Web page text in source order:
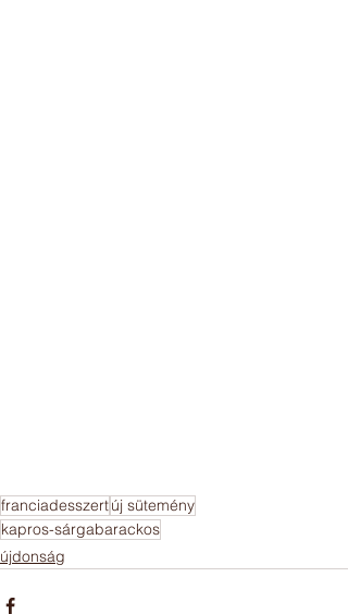
franciadesszertúj sütemény
kapros-sárgabarackos
újdonság